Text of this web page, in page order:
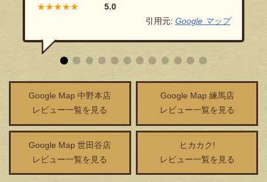
をつけていただきました！隠し立てのない透明性の
高い丁寧なご対応に、終始安心してお任せすること
ができました。
★★★★★
引用元: Google マップ
Google Map 中野本店
レビュー一覧を見る
Google Map 練馬店
レビュー一覧を見る
Google Map 世田谷店
レビュー一覧を見る
ヒカカク!
レビュー一覧を見る